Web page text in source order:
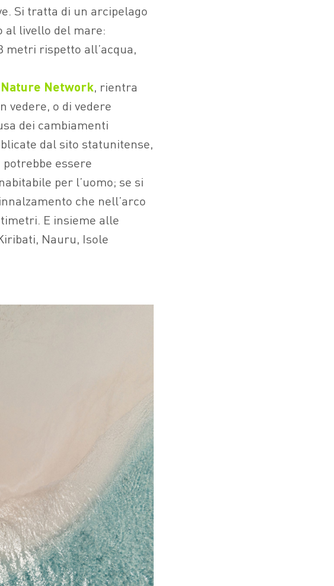
Si tratta di un arcipelago
al livello del mare:
metri rispetto all’acqua,
Network, rientra
vedere, o di vedere
dei cambiamenti
dal sito statunitense,
essere
per l’uomo; se si
che nell’arco
E insieme alle
Nauru, Isole